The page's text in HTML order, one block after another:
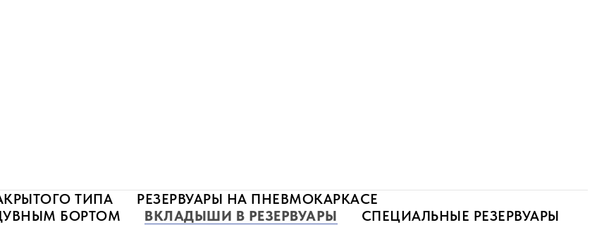
ТИПА
РЕЗЕРВУАРЫ НА ПНЕВМОКАРКАСЕ
БОРТОМ
ВКЛАДЫШИ В РЕЗЕРВУАРЫ СПЕЦИАЛЬНЫЕ РЕЗЕРВУАРЫ